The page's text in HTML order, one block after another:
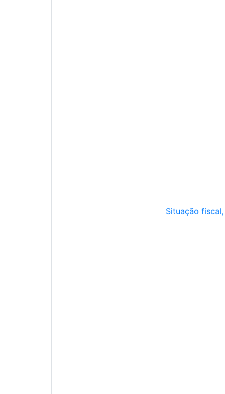
Situação